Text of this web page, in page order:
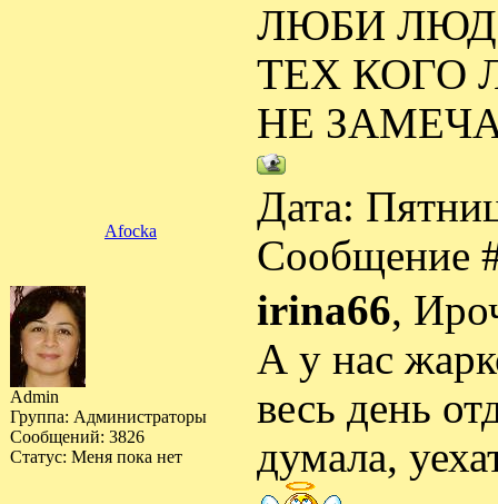
ЛЮБИ
ТЕХ КОГО
НЕ
Afocka
Дата:
Сообщение
Admin
Группа: Администраторы
Сообщений: 3826
Статус: Меня пока нет
irina66,
А у нас
весь день
думала,